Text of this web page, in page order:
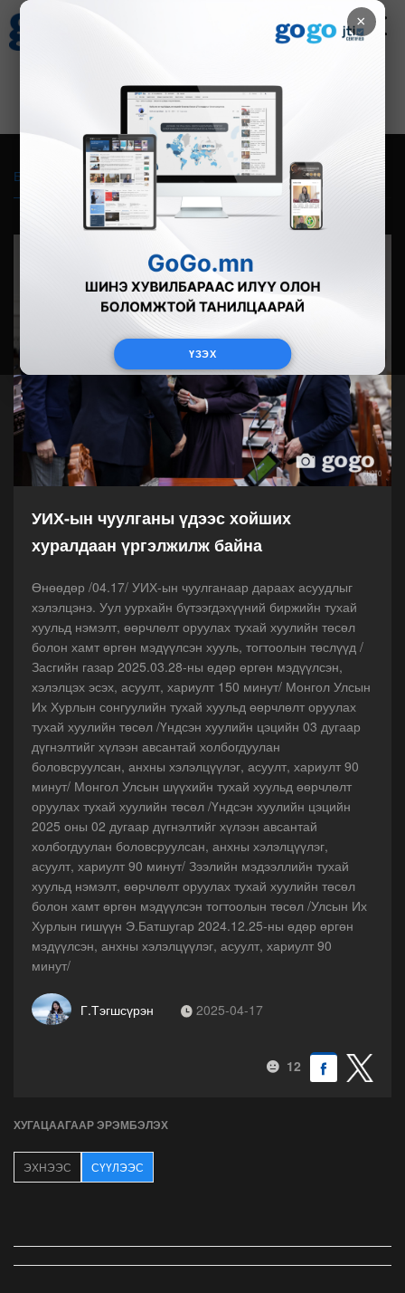
×
ҮЗЭХ
Зурхай
8.07
Бүгд Фото Видео Зурган өгүүлэмж
УИХ-ын чуулганы үдээс хойших
хуралдаан үргэлжилж байна
Өнөөдөр /04.17/ УИХ-ын чуулганаар дараах асуудлыг
хэлэлцэнэ. Уул уурхайн бүтээгдэхүүний биржийн тухай
хуульд нэмэлт, өөрчлөлт оруулах тухай хуулийн төсөл
болон хамт өргөн мэдүүлсэн хууль, тогтоолын төслүүд /
Засгийн газар 2025.03.28-ны өдөр өргөн мэдүүлсэн,
хэлэлцэх эсэх, асуулт, хариулт 150 минут/ Монгол Улсын
Их Хурлын сонгуулийн тухай хуульд өөрчлөлт оруулах
тухай хуулийн төсөл /Үндсэн хуулийн цэцийн 03 дугаар
дүгнэлтийг хүлээн авсантай холбогдуулан
боловсруулсан, анхны хэлэлцүүлэг, асуулт, хариулт 90
минут/ Монгол Улсын шүүхийн тухай хуульд өөрчлөлт
оруулах тухай хуулийн төсөл /Үндсэн хуулийн цэцийн
2025 оны 02 дугаар дүгнэлтийг хүлээн авсантай
холбогдуулан боловсруулсан, анхны хэлэлцүүлэг,
асуулт, хариулт 90 минут/ Зээлийн мэдээллийн тухай
хуульд нэмэлт, өөрчлөлт оруулах тухай хуулийн төсөл
болон хамт өргөн мэдүүлсэн тогтоолын төсөл /Улсын Их
Хурлын гишүүн Э.Батшугар 2024.12.25-ны өдөр өргөн
мэдүүлсэн, анхны хэлэлцүүлэг, асуулт, хариулт 90
минут/
Г.Тэгшсүрэн 2025-04-17
12
ХУГАЦААГААР ЭРЭМБЭЛЭХ
ЭХНЭЭС СҮҮЛЭЭС